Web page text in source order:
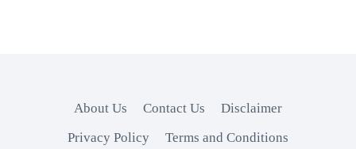
About Us Contact Us
Disclaimer
Privacy Policy
Terms and Conditions